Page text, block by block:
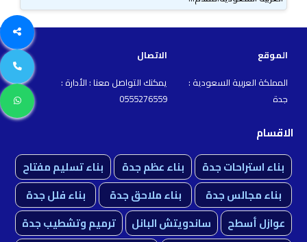
الموقع
الاتصال
المملكة العربية السعودية :
جدة
يمكنك التواصل معنا : الأدارة :
0555276559
الاقسام
بناء استراحات جدة
بناء عظم جدة
بناء تسليم مفتاح
بناء مجالس جدة
بناء ملاحق جدة
بناء فلل جدة
عوازل أسطح
ساندويتش البانل
ترميم وتشطيب جدة